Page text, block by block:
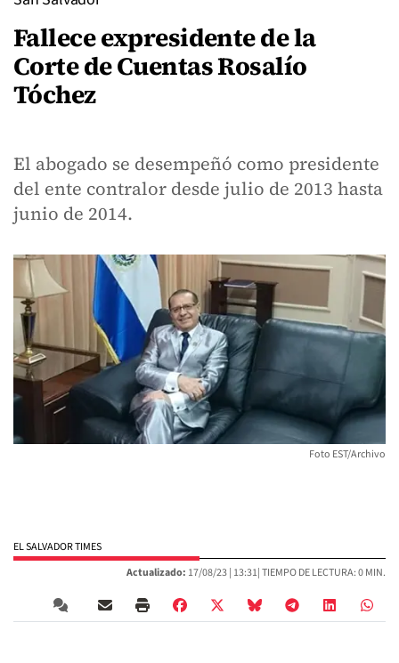
Fallece expresidente de la
Corte de Cuentas Rosalío
Tóchez
El abogado se desempeñó como presidente
del ente contralor desde julio de 2013 hasta
junio de 2014.
Foto EST/Archivo
EL SALVADOR TIMES
Actualizado: 17/08/23 | 13:31| TIEMPO DE LECTURA: 0 MIN.